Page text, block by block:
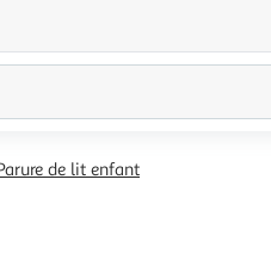
de lit enfant